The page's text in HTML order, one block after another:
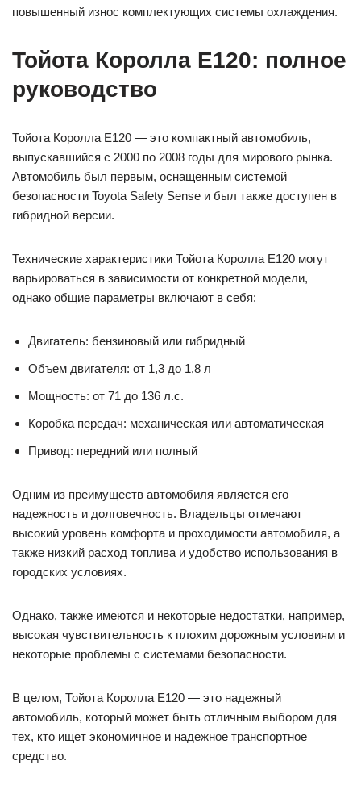
повышенный износ комплектующих системы охлаждения.
Тойота Королла Е120: полное
руководство
Тойота Королла Е120 — это компактный автомобиль,
выпускавшийся с 2000 по 2008 годы для мирового рынка.
Автомобиль был первым, оснащенным системой
безопасности Toyota Safety Sense и был также доступен в
гибридной версии.
Технические характеристики Тойота Королла Е120 могут
варьироваться в зависимости от конкретной модели,
однако общие параметры включают в себя:
Двигатель: бензиновый или гибридный
Объем двигателя: от 1,3 до 1,8 л
Мощность: от 71 до 136 л.с.
Коробка передач: механическая или автоматическая
Привод: передний или полный
Одним из преимуществ автомобиля является его
надежность и долговечность. Владельцы отмечают
высокий уровень комфорта и проходимости автомобиля, а
также низкий расход топлива и удобство использования в
городских условиях.
Однако, также имеются и некоторые недостатки, например,
высокая чувствительность к плохим дорожным условиям и
некоторые проблемы с системами безопасности.
В целом, Тойота Королла Е120 — это надежный
автомобиль, который может быть отличным выбором для
тех, кто ищет экономичное и надежное транспортное
средство.